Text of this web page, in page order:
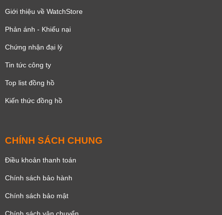
Giới thiệu về WatchStore
Phản ánh - Khiếu nại
Chứng nhận đại lý
Tin tức công ty
Top list đồng hồ
Kiến thức đồng hồ
CHÍNH SÁCH CHUNG
Điều khoản thanh toán
Chính sách bảo hành
Chính sách bảo mật